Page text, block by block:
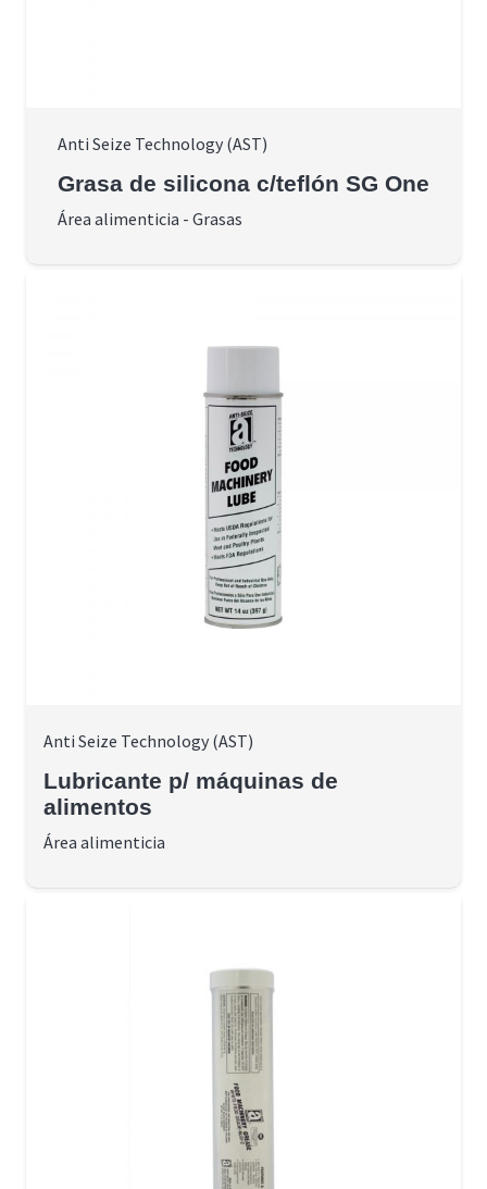
Anti Seize Technology (AST)
Grasa de silicona c/teflón SG One
Área alimenticia - Grasas
Anti Seize Technology (AST)
Lubricante p/ máquinas de
alimentos
Área alimenticia